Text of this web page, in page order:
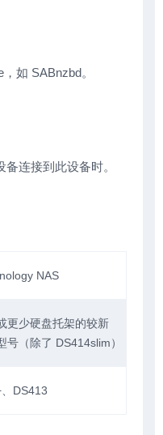
如 SABnzbd。
连接到此设备时。
NAS
更少硬盘托架的较新
（除了 DS414slim）
DS413